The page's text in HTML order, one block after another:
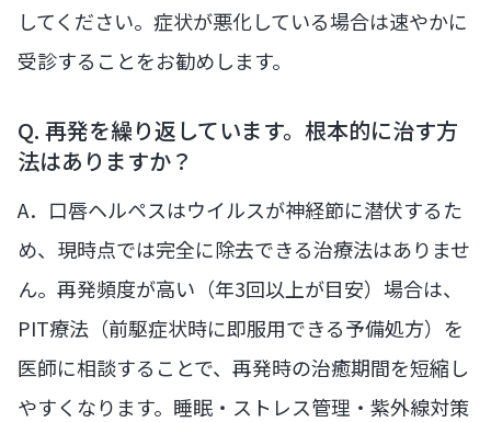
してください。症状が悪化している場合は速やかに
受診することをお勧めします。
Q. 再発を繰り返しています。根本的に治す方
法はありますか？
A．口唇ヘルペスはウイルスが神経節に潜伏するた
め、現時点では完全に除去できる治療法はありませ
ん。再発頻度が高い（年3回以上が目安）場合は、
PIT療法（前駆症状時に即服用できる予備処方）を
医師に相談することで、再発時の治癒期間を短縮し
やすくなります。睡眠・ストレス管理・紫外線対策